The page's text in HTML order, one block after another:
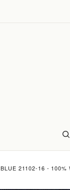
BLUE 21102-16 - 100%